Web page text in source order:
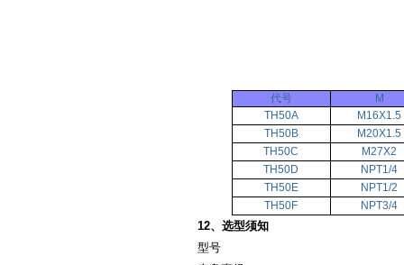
代号
M
TH50A
M16X1.5
TH50B
M20X1.5
TH50C
M27X2
TH50D
NPT1/4
TH50E
NPT1/2
TH50F
NPT3/4
12、选型须知
型号